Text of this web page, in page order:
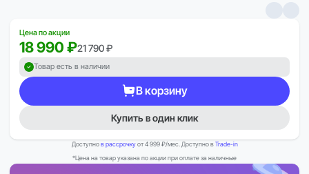
Цена по акции
18 990 ₽21 790 ₽
Товар есть в наличии
В корзину
Купить в один клик
Доступнов рассрочкуот 4 999 ₽/мес. Доступно вTrade-in
*Цена на товар указана по акции при оплате за наличные